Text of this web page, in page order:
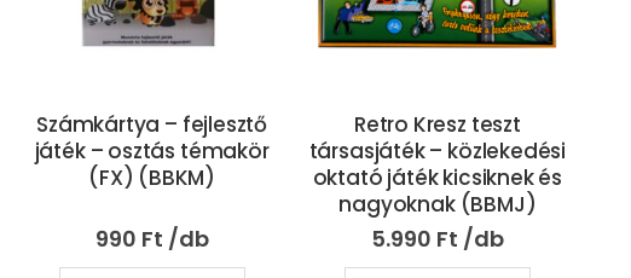
Számkártya – fejlesztő
játék – osztás témakör
(FX) (BBKM)
990 Ft
Retro Kresz teszt
társasjáték – közlekedési
oktató játék kicsiknek és
nagyoknak (BBMJ)
5.990 Ft